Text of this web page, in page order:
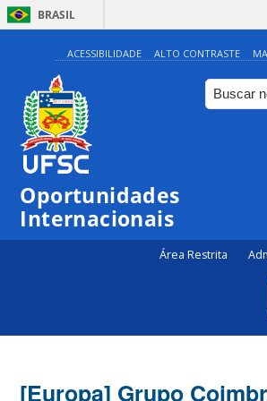
BRASIL
ACESSIBILIDADE ALTO CONTRASTE
Oportunidades
Internacionais
Área Restrita
[Europa] Grupo